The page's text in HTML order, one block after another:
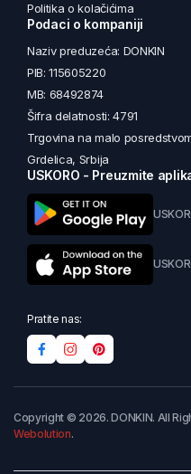
Politika o kolačićima
Podaci o kompaniji
Naziv preduzeća: DONKIN
PIB: 115605220
MB: 68492874
Šifra delatnosti: 4791
Trgovina na malo
Grdelica, Srbija
USKORO - Preuzmite
Pratite nas:
Copyright © 2026. DONKIN. All
Webolution.